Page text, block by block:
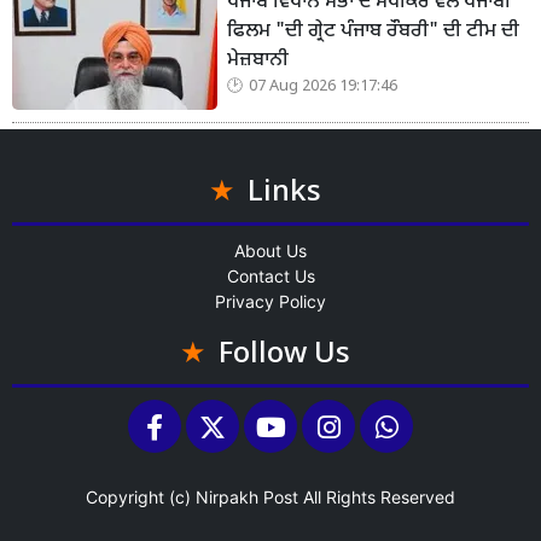
ਫਿਲਮ "ਦੀ ਗ੍ਰੇਟ ਪੰਜਾਬ ਰੌਬਰੀ" ਦੀ ਟੀਮ ਦੀ
ਮੇਜ਼ਬਾਨੀ
07 Aug 2026 19:17:46
Links
About Us
Contact Us
Privacy Policy
Follow Us
Copyright (c) Nirpakh Post All Rights Reserved